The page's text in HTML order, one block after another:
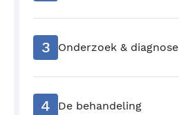
3 Onderzoek & diagnose
4 De behandeling